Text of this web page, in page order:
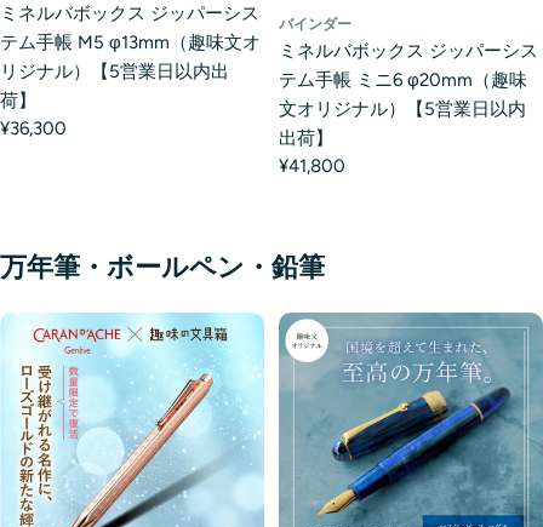
ミネルバボックス ジッパーシス
テム手帳 M5 φ13mm（趣味文オ
リジナル）【5営業日以内出
荷】
¥36,300
バインダー
ミネルバボックス ジッパーシス
テム手帳 ミニ6 φ20mm（趣味
文オリジナル）【5営業日以内
出荷】
¥41,800
万年筆・ボールペン・鉛筆